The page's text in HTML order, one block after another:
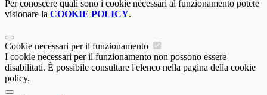
Per conoscere quali sono i cookie necessari al funzionamento potete
visionare la COOKIE POLICY.
Cookie necessari per il funzionamento
I cookie necessari per il funzionamento non possono essere
disabilitati. È possibile consultare l'elenco nella pagina della cookie
policy.